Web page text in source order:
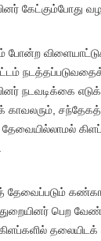
கேட்கும்போது
போன்ற
நடவடிக்கை
பெற